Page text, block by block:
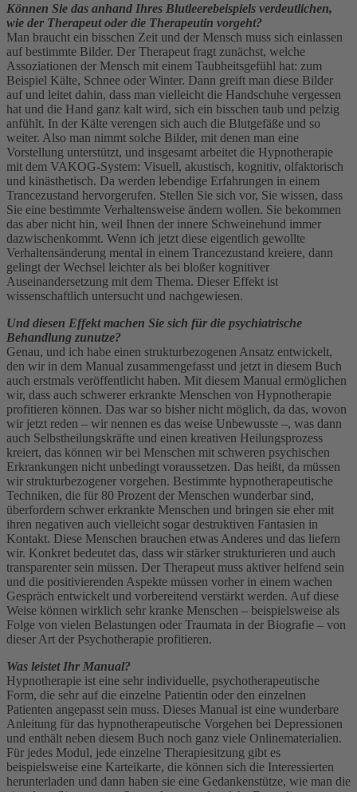
Können Sie das anhand Ihres Blutleerebeispiels verdeutlichen,
wie der Therapeut oder die Therapeutin vorgeht?
Man braucht ein bisschen Zeit und der Mensch muss sich einlassen
auf bestimmte Bilder. Der Therapeut fragt zunächst, welche
Assoziationen der Mensch mit einem Taubheitsgefühl hat: zum
Beispiel Kälte, Schnee oder Winter. Dann greift man diese Bilder
auf und leitet dahin, dass man vielleicht die Handschuhe vergessen
hat und die Hand ganz kalt wird, sich ein bisschen taub und pelzig
anfühlt. In der Kälte verengen sich auch die Blutgefäße und so
weiter. Also man nimmt solche Bilder, mit denen man eine
Vorstellung unterstützt, und insgesamt arbeitet die Hypnotherapie
mit dem VAKOG-System: Visuell, akustisch, kognitiv, olfaktorisch
und kinästhetisch. Da werden lebendige Erfahrungen in einem
Trancezustand hervorgerufen. Stellen Sie sich vor, Sie wissen, dass
Sie eine bestimmte Verhaltensweise ändern wollen. Sie bekommen
das aber nicht hin, weil Ihnen der innere Schweinehund immer
dazwischenkommt. Wenn ich jetzt diese eigentlich gewollte
Verhaltensänderung mental in einem Trancezustand kreiere, dann
gelingt der Wechsel leichter als bei bloßer kognitiver
Auseinandersetzung mit dem Thema. Dieser Effekt ist
wissenschaftlich untersucht und nachgewiesen.
Und diesen Effekt machen Sie sich für die psychiatrische
Behandlung zunutze?
Genau, und ich habe einen strukturbezogenen Ansatz entwickelt,
den wir in dem Manual zusammengefasst und jetzt in diesem Buch
auch erstmals veröffentlicht haben. Mit diesem Manual ermöglichen
wir, dass auch schwerer erkrankte Menschen von Hypnotherapie
profitieren können. Das war so bisher nicht möglich, da das, wovon
wir jetzt reden – wir nennen es das weise Unbewusste –, was dann
auch Selbstheilungskräfte und einen kreativen Heilungsprozess
kreiert, das können wir bei Menschen mit schweren psychischen
Erkrankungen nicht unbedingt voraussetzen. Das heißt, da müssen
wir strukturbezogener vorgehen. Bestimmte hypnotherapeutische
Techniken, die für 80 Prozent der Menschen wunderbar sind,
überfordern schwer erkrankte Menschen und bringen sie eher mit
ihren negativen auch vielleicht sogar destruktiven Fantasien in
Kontakt. Diese Menschen brauchen etwas Anderes und das liefern
wir. Konkret bedeutet das, dass wir stärker strukturieren und auch
transparenter sein müssen. Der Therapeut muss aktiver helfend sein
und die positivierenden Aspekte müssen vorher in einem wachen
Gespräch entwickelt und vorbereitend verstärkt werden. Auf diese
Weise können wirklich sehr kranke Menschen – beispielsweise als
Folge von vielen Belastungen oder Traumata in der Biografie – von
dieser Art der Psychotherapie profitieren.
Was leistet Ihr Manual?
Hypnotherapie ist eine sehr individuelle, psychotherapeutische
Form, die sehr auf die einzelne Patientin oder den einzelnen
Patienten angepasst sein muss. Dieses Manual ist eine wunderbare
Anleitung für das hypnotherapeutische Vorgehen bei Depressionen
und enthält neben diesem Buch noch ganz viele Onlinematerialien.
Für jedes Modul, jede einzelne Therapiesitzung gibt es
beispielsweise eine Karteikarte, die können sich die Interessierten
herunterladen und dann haben sie eine Gedankenstütze, wie man die